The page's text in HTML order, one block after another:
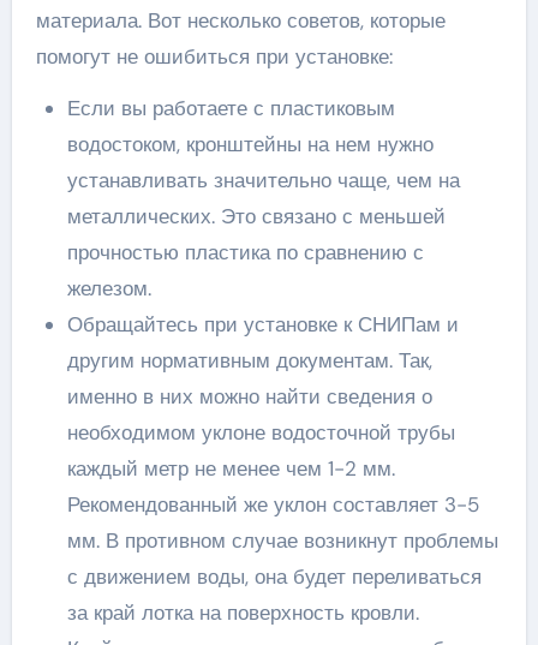
материала. Вот несколько советов, которые
помогут не ошибиться при установке:
Если вы работаете с пластиковым
водостоком, кронштейны на нем нужно
устанавливать значительно чаще, чем на
металлических. Это связано с меньшей
прочностью пластика по сравнению с
железом.
Обращайтесь при установке к СНИПам и
другим нормативным документам. Так,
именно в них можно найти сведения о
необходимом уклоне водосточной трубы
каждый метр не менее чем 1-2 мм.
Рекомендованный же уклон составляет 3-5
мм. В противном случае возникнут проблемы
с движением воды, она будет переливаться
за край лотка на поверхность кровли.